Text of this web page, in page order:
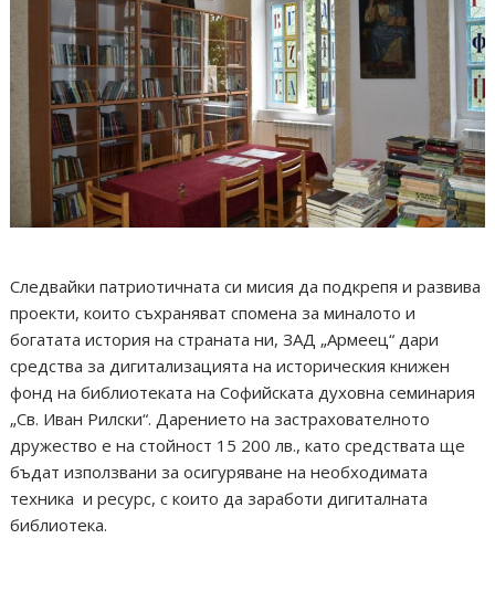
Следвайки патриотичната си мисия да подкрепя и развива
проекти, които съхраняват спомена за миналото и
богатата история на страната ни, ЗАД „Армеец“ дари
средства за дигитализацията на историческия книжен
фонд на библиотеката на Софийската духовна семинария
„Св. Иван Рилски“. Дарението на застрахователното
дружество е на стойност 15 200 лв., като средствата ще
бъдат използвани за осигуряване на необходимата
техника и ресурс, с които да заработи дигиталната
библиотека.